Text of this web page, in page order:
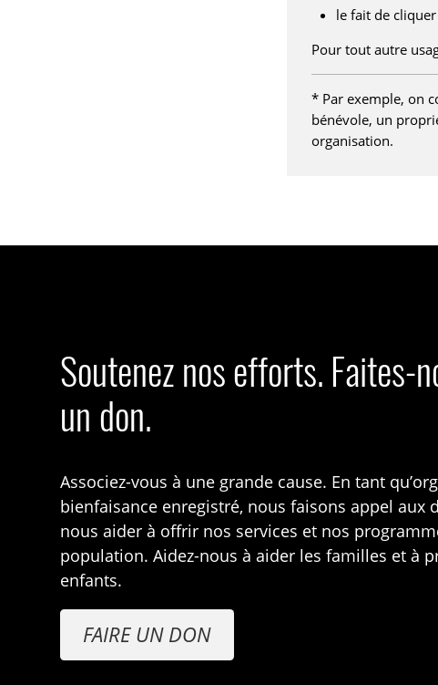
le fait de
Pour tout autre
* Par exemple, on
bénévole, un
organisation.
Soutenez nos efforts. Faites-
un don.
Associez-vous à une grande cause. En tant
bienfaisance enregistré, nous faisons appel aux
nous aider à offrir nos services et nos
population. Aidez-nous à aider les familles et à
enfants.
FAIRE UN DON